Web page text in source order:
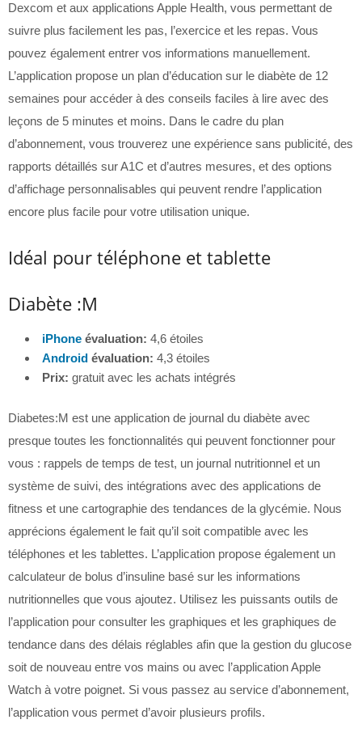
Dexcom et aux applications Apple Health, vous permettant de
suivre plus facilement les pas, l’exercice et les repas. Vous
pouvez également entrer vos informations manuellement.
L’application propose un plan d’éducation sur le diabète de 12
semaines pour accéder à des conseils faciles à lire avec des
leçons de 5 minutes et moins. Dans le cadre du plan
d’abonnement, vous trouverez une expérience sans publicité, des
rapports détaillés sur A1C et d’autres mesures, et des options
d’affichage personnalisables qui peuvent rendre l’application
encore plus facile pour votre utilisation unique.
Idéal pour téléphone et tablette
Diabète :M
iPhone évaluation: 4,6 étoiles
Android évaluation: 4,3 étoiles
Prix: gratuit avec les achats intégrés
Diabetes:M est une application de journal du diabète avec
presque toutes les fonctionnalités qui peuvent fonctionner pour
vous : rappels de temps de test, un journal nutritionnel et un
système de suivi, des intégrations avec des applications de
fitness et une cartographie des tendances de la glycémie. Nous
apprécions également le fait qu’il soit compatible avec les
téléphones et les tablettes. L’application propose également un
calculateur de bolus d’insuline basé sur les informations
nutritionnelles que vous ajoutez. Utilisez les puissants outils de
l’application pour consulter les graphiques et les graphiques de
tendance dans des délais réglables afin que la gestion du glucose
soit de nouveau entre vos mains ou avec l’application Apple
Watch à votre poignet. Si vous passez au service d’abonnement,
l’application vous permet d’avoir plusieurs profils.